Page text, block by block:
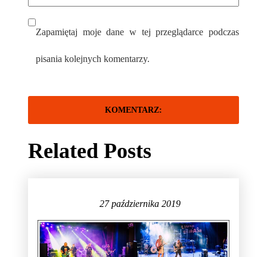
Zapamiętaj moje dane w tej przeglądarce podczas
pisania kolejnych komentarzy.
Related Posts
27 października 2019